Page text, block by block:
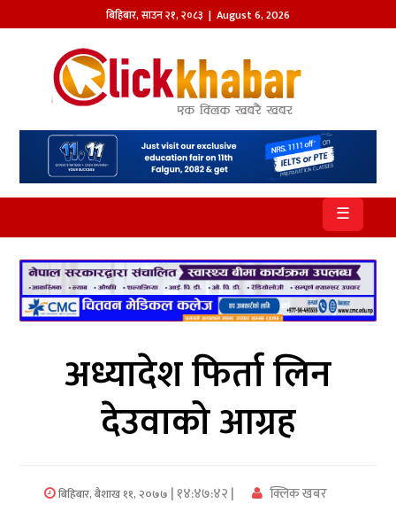
बिहिबार,साउन२१,२०८३ | August 6, 2026
होमपेज
समाज
प्रदेश
आजको
पत्रिका
सम्पादकीय
अन्तर्राष्ट्रिय
मनाेरञ्जन
☰
अध्यादेश फिर्ता लिन
देउवाको आग्रह
बिहिबार, बैशाख ११, २०७७ | १४:४७:४२ | क्लिक खबर